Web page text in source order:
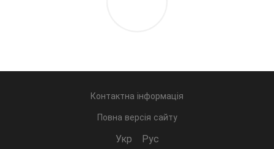
Контактна інформація
Повна версія сайту
Укр Рус